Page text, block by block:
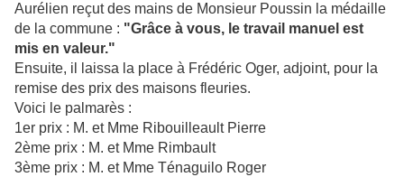
Aurélien reçut des mains de Monsieur Poussin la médaille
de la commune : "Grâce à vous, le travail manuel est
mis en valeur."
Ensuite, il laissa la place à Frédéric Oger, adjoint, pour la
remise des prix des maisons fleuries.
Voici le palmarès :
1er prix : M. et Mme Ribouilleault Pierre
2ème prix : M. et Mme Rimbault
3ème prix : M. et Mme Ténaguilo Roger